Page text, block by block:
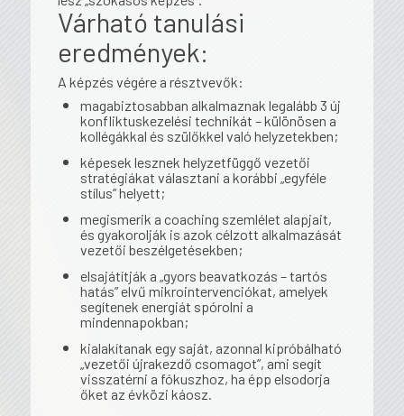
Várható tanulási
eredmények:
A képzés végére a résztvevők:
magabiztosabban alkalmaznak legalább 3 új
konfliktuskezelési technikát – különösen a
kollégákkal és szülőkkel való helyzetekben;
képesek lesznek helyzetfüggő vezetői
stratégiákat választani a korábbi „egyféle
stílus” helyett;
megismerik a coaching szemlélet alapjait,
és gyakorolják is azok célzott alkalmazását
vezetői beszélgetésekben;
elsajátítják a „gyors beavatkozás – tartós
hatás” elvű mikrointervenciókat, amelyek
segítenek energiát spórolni a
mindennapokban;
kialakítanak egy saját, azonnal kipróbálható
„vezetői újrakezdő csomagot”, ami segít
visszatérni a fókuszhoz, ha épp elsodorja
őket az évközi káosz.